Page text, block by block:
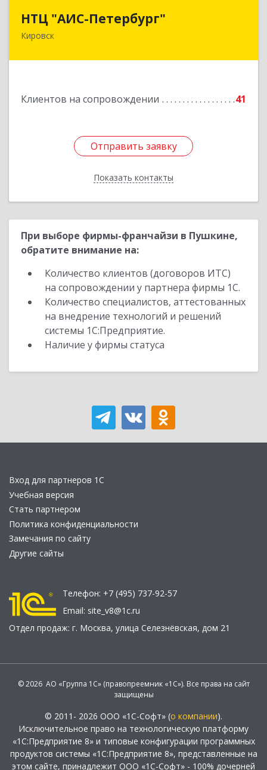
НТЦ "АИС-Петербург"
Кировск
Клиентов на сопровождении 41
Отправить заявку
Показать контакты
НТЦ "АИС-Петербург"
187342, Ленинградская обл, Кировск г, р-н
Отправить заявку
Назад
При выборе фирмы-франчайзи в Пушкине,
обратите внимание на:
Количество клиентов (договоров ИТС)
на сопровождении у партнера фирмы 1С.
Количество специалистов, аттестованных
на внедрение технологий и решений
системы 1С:Предприятие.
Наличие у фирмы статуса
Вход для партнеров 1С
Учебная версия
Стать партнером
Политика конфиденциальности
Замечания по сайту
Другие сайты
Телефон: +7 (495) 737-92-57
Email: site_v8@1c.ru
Отдел продаж: г. Москва, улица Селезнёвская, дом 21
© 2026 АО «Группа 1С» (правопреемник «1С»). Все права на сайт
защищены
© 2011- 2026 ООО «1С-Софт» (о компании).
Исключительное право на технологическую платформу
«1С:Предприятие 8» и типовые конфигурации программных
продуктов системы «1С:Предприятие 8», представленные на
этом сайте, принадлежит ООО «1С-Софт» - 100% дочерней